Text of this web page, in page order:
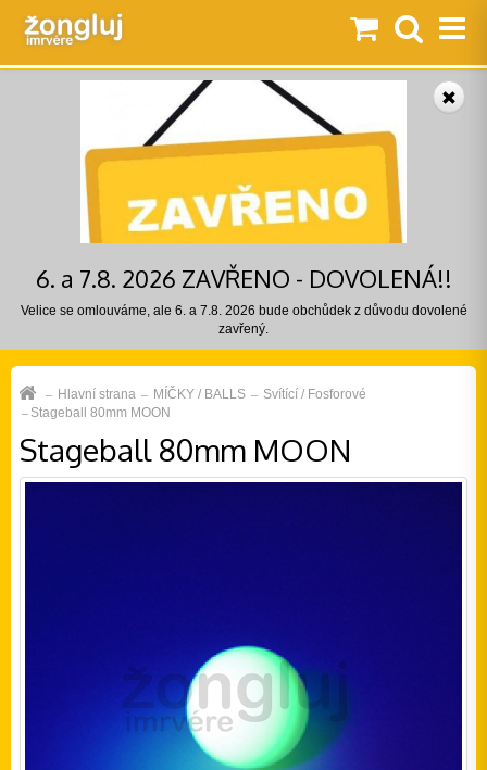
6. a 7.8. 2026 ZAVŘENO - DOVOLENÁ!!
Velice se omlouváme, ale 6. a 7.8. 2026 bude obchůdek z důvodu dovolené
zavřený.
Hlavní strana MÍČKY / BALLS
Svítící / Fosforové
Stageball 80mm MOON
Stageball 80mm MOON